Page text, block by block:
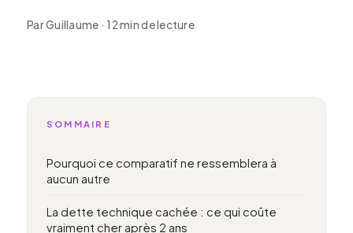
Par Guillaume · 12 min de lecture
SOMMAIRE
Pourquoi ce comparatif ne ressemblera à
aucun autre
La dette technique cachée : ce qui coûte
vraiment cher après 2 ans